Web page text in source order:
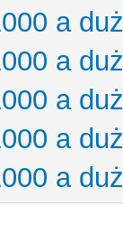
a
a
a
a
a